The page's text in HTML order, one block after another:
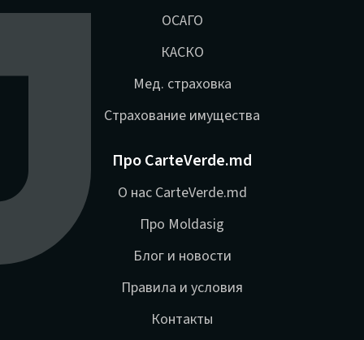
ОСАГО
КАСКО
Мед. страховка
Страхование имущества
Про CarteVerde.md
О нас CarteVerde.md
Про Moldasig
Блог и новости
Правила и условия
Контакты